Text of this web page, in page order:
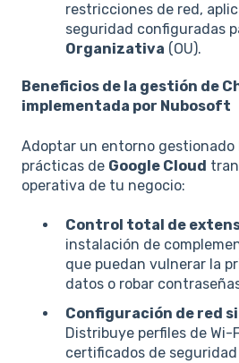
restricciones de red,
seguridad configuradas
Organizativa (OU).
Beneficios de la gestión de
implementada por Nubosoft
Adoptar un entorno gestionado
prácticas de Google Cloud
operativa de tu negocio:
Control total de
instalación de
que puedan vulnerar la
datos o robar
Configuración de red
Distribuye perfiles de
certificados de